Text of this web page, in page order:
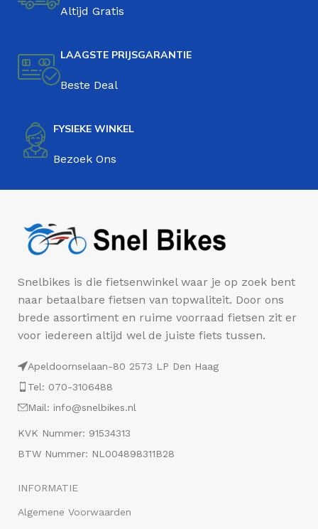
Altijd Gratis
LAAGSTE PRIJSGARANTIE
Beste Deal
FYSIEKE WINKEL
Bezoek Ons
Snelbikes is die fietsenwinkel waar je op zoek bent
naar betaalbare fietsen van topwaliteit. Door ons
brede assortiment en ruime voorraad fietsen zit er
voor iedereen altijd wel de juiste fiets tussen.
Apeldoornselaan-80 2573 LP Den Haag
Tel: 070-3106488
Mail: info@snelbikes.nl
KVK Nummer: 91534313
BTW Nummer: NL004898311B28
INFORMATIE
Algemene Voorwaarden